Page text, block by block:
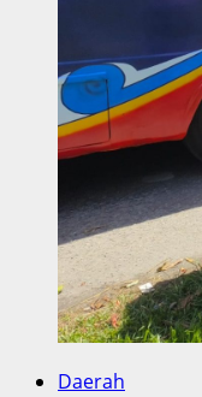
Daerah